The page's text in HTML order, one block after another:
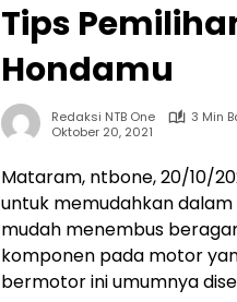
Tips
Hondamu
Redaksi NTB One
3 Min
Oktober 20, 2021
Mataram, ntbone, 20/10/
untuk memudahkan
mudah menembus
komponen pada motor
bermotor ini umumnya